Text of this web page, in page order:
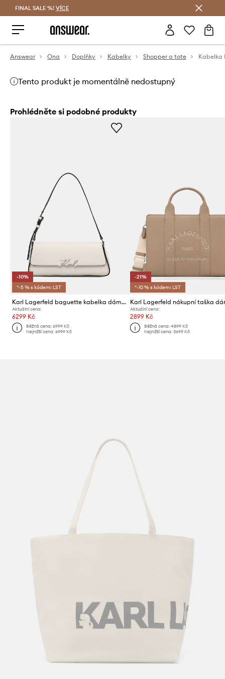
FINAL SALE %! VÍCE
Answear Ona Doplňky Kabelky Shopper a tote
Tento produkt je momentálně nedostupný
Prohlédněte si podobné produkty
-10%
*-5 % s kódem: LST
Karl Lagerfeld baguette kabelka dámská kožená K/SIGNATURE
Aktuální cena:
6299 Kč
Běžná cena:6999 Kč
Nejnižší cena:6999 Kč
-21%
*-10 % s kódem: LST
Aktuální cena:
2899 Kč
Běžná cena: 4899 Kč
Nejnižší cena: 3699 Kč